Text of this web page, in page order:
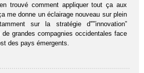
trouvé comment appliquer tout ça aux
me donne un éclairage nouveau sur plein
sur la stratégie d'””innovation”
grandes compagnies occidentales face
des pays émergents.